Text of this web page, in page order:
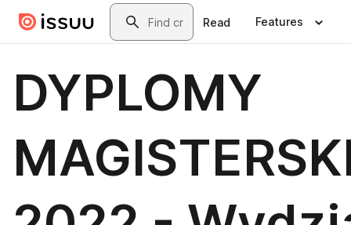
Skip to main contentSearch
Read Features
DYPLOMY